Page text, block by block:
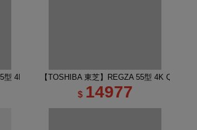
｜含壁掛安裝
4K Google TV 液晶顯示器｜含壁掛(固定式)+安裝
【TOSHIBA 東芝】REGZA 55型 4K QLED
$ 14977